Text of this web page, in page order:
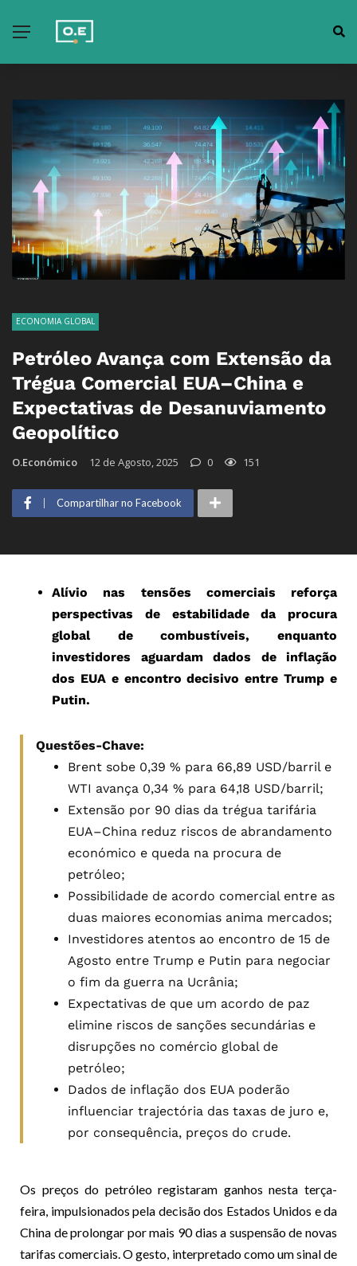
ECONOMIA GLOBAL
Petróleo Avança com Extensão da
Trégua Comercial EUA–China e
Expectativas de Desanuviamento
Geopolítico
O.Económico 12 de Agosto, 2025 0 151
Compartilhar no Facebook
Alívio nas tensões comerciais reforça
perspectivas de estabilidade da procura
global de combustíveis, enquanto
investidores aguardam dados de inflação
dos EUA e encontro decisivo entre Trump e
Putin.
Questões-Chave:
Brent sobe 0,39 % para 66,89 USD/barril e
WTI avança 0,34 % para 64,18 USD/barril;
Extensão por 90 dias da trégua tarifária
EUA–China reduz riscos de abrandamento
económico e queda na procura de
petróleo;
Possibilidade de acordo comercial entre as
duas maiores economias anima mercados;
Investidores atentos ao encontro de 15 de
Agosto entre Trump e Putin para negociar
o fim da guerra na Ucrânia;
Expectativas de que um acordo de paz
elimine riscos de sanções secundárias e
disrupções no comércio global de
petróleo;
Dados de inflação dos EUA poderão
influenciar trajectória das taxas de juro e,
por consequência, preços do crude.
Os preços do petróleo registaram ganhos nesta terça-
feira, impulsionados pela decisão dos Estados Unidos e da
China de prolongar por mais 90 dias a suspensão de novas
tarifas comerciais. O gesto, interpretado como um sinal de